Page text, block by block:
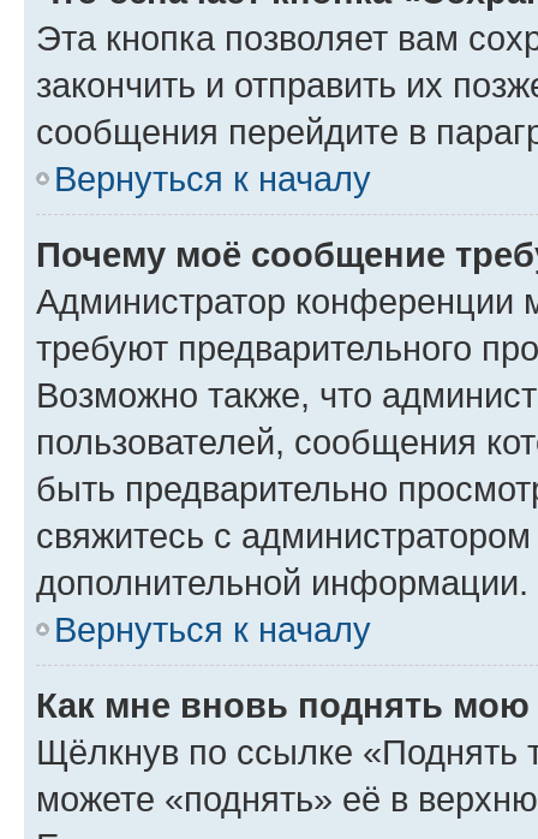
Эта кнопка позволяет вам
закончить и отправить их
сообщения перейдите в
Вернуться к началу
Почему моё сообщение
Администратор конференции
требуют предварительного
Возможно также, что
пользователей, сообщения
быть предварительно
свяжитесь с
дополнительной информации.
Вернуться к началу
Как мне вновь поднять мою
Щёлкнув по ссылке «Поднять
можете «поднять» её в